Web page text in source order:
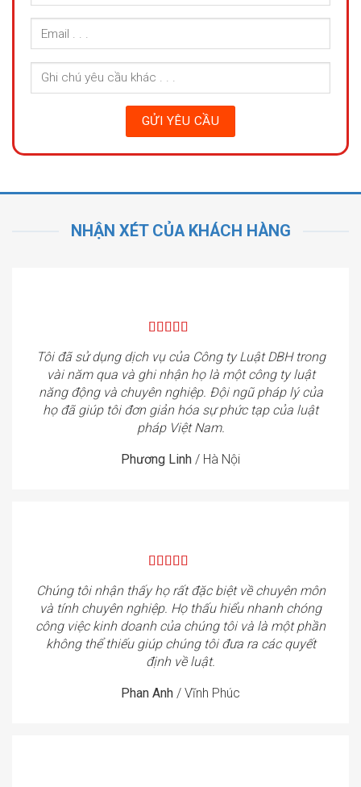
NHẬN XÉT CỦA KHÁCH HÀNG
Tôi đã sử dụng dịch vụ của Công ty Luật DBH trong
vài năm qua và ghi nhận họ là một công ty luật
năng động và chuyên nghiệp. Đội ngũ pháp lý của
họ đã giúp tôi đơn giản hóa sự phức tạp của luật
pháp Việt Nam.
Phương Linh / Hà Nội
Chúng tôi nhận thấy họ rất đặc biệt về chuyên môn
và tính chuyên nghiệp. Họ thấu hiểu nhanh chóng
công việc kinh doanh của chúng tôi và là một phần
không thể thiếu giúp chúng tôi đưa ra các quyết
định về luật.
Phan Anh / Vĩnh Phúc